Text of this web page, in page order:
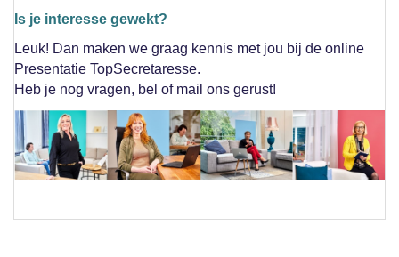
Is je interesse gewekt?
Leuk! Dan maken we graag kennis met jou bij de online
Presentatie TopSecretaresse.
Heb je nog vragen, bel of mail ons gerust!